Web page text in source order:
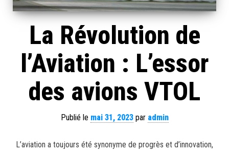
La Révolution de
l’Aviation : L’essor
des avions VTOL
Publié le mai 31, 2023par admin
L’aviation a toujours été synonyme de progrès et d’innovation,